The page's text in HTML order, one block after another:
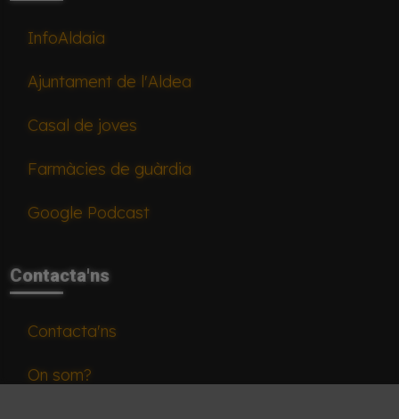
InfoAldaia
Ajuntament de l'Aldea
Casal de joves
Farmàcies de guàrdia
Google Podcast
Contacta'ns
Contacta'ns
On som?